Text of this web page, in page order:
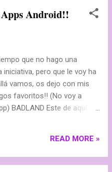
Android!!
que no hago una
iniciativa, pero que le voy ha
vamos, os dejo con mis
favoritos!! (No voy a
BADLAND Este de aquí es
cooperativo. Os dejo unas
su pagina: BADLAND
READ MORE »